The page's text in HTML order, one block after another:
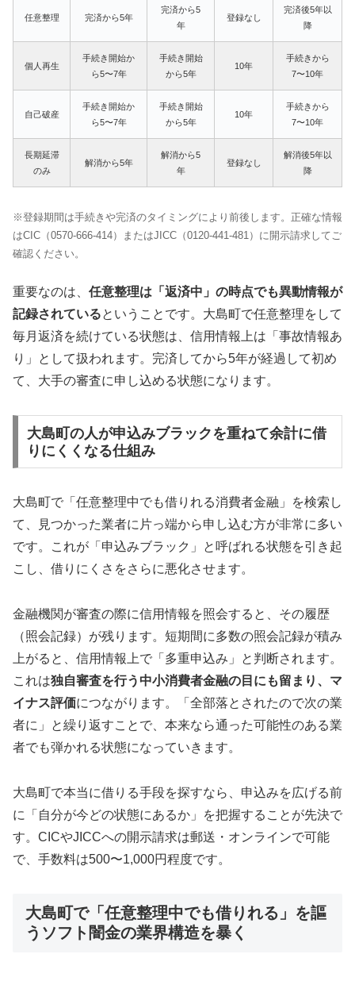
任意整理 完済から5年
完済から5
年
登録なし
完済後5年以
降
個人再生
手続き開始か
ら5〜7年
手続き開始
から5年
10年
手続きから
7〜10年
自己破産
手続き開始か
ら5〜7年
手続き開始
から5年
10年
手続きから
7〜10年
長期延滞
のみ
解消から5年
解消から5
年
登録なし
解消後5年以
降
※登録期間は手続きや完済のタイミングにより前後します。正確な情報
はCIC（0570-666-414）またはJICC（0120-441-481）に開示請求してご
確認ください。
重要なのは、 任意整理は「返済中」の時点でも異動情報が
記録されているということです。大島町で任意整理をして
毎月返済を続けている状態は、信用情報上は「事故情報あ
り」として扱われます。完済してから5年が経過して初め
て、大手の審査に申し込める状態になります。
大島町の人が申込みブラックを重ねて余計に借
りにくくなる仕組み
大島町で「任意整理中でも借りれる消費者金融」を検索し
て、見つかった業者に片っ端から申し込む方が非常に多い
です。これが「申込みブラック」と呼ばれる状態を引き起
こし、借りにくさをさらに悪化させます。
金融機関が審査の際に信用情報を照会すると、その履歴
（照会記録）が残ります。短期間に多数の照会記録が積み
上がると、信用情報上で「多重申込み」と判断されます。
これは独自審査を行う中小消費者金融の目にも留まり、マ
イナス評価につながります。「全部落とされたので次の業
者に」と繰り返すことで、本来なら通った可能性のある業
者でも弾かれる状態になっていきます。
大島町で本当に借りる手段を探すなら、申込みを広げる前
に「自分が今どの状態にあるか」を把握することが先決で
す。CICやJICCへの開示請求は郵送・オンラインで可能
で、手数料は500〜1,000円程度です。
大島町で「任意整理中でも借りれる」を謳
うソフト闇金の業界構造を暴く